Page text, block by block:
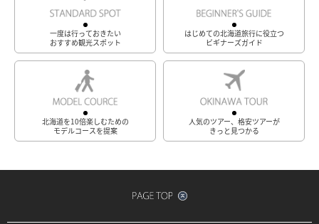
一度は行っておきたい
おすすめ観光スポット
はじめての北海道旅行に役立つ
ビギナーズガイド
北海道を10倍楽しむための
モデルコースを提案
人気のツアー、格安ツアーが
きっと見つかる